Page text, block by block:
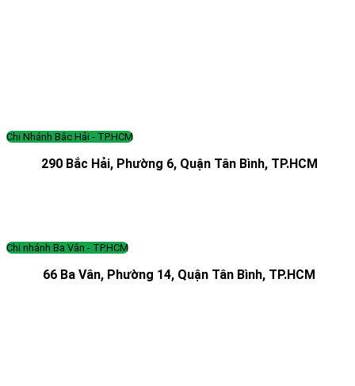
Chi Nhánh Bắc Hải - TP.HCM
290 Bắc Hải, Phường 6, Quận Tân Bình, TP.HCM
Chi nhánh Ba Vân - TP.HCM
66 Ba Vân, Phường 14, Quận Tân Bình, TP.HCM